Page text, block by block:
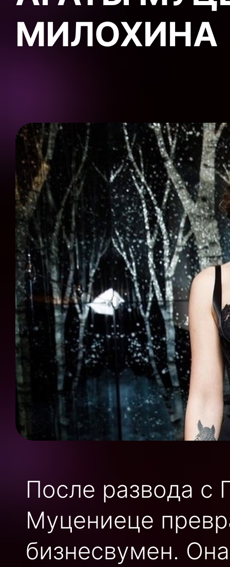
МИЛОХИНА
После развода с
Муцениеце
бизнесвумен.